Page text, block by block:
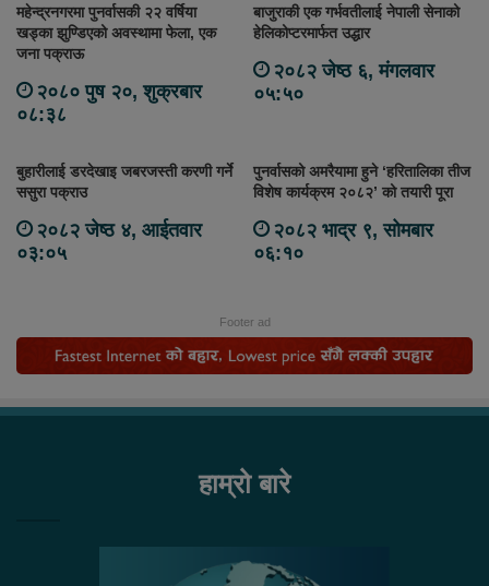
महेन्द्रनगरमा पुनर्वासकी २२ वर्षिया
खड्का झुण्डिएको अवस्थामा फेला, एक
जना पक्राऊ
२०८० पुष २०, शुक्रबार
०८:३८
बाजुराकी एक गर्भवतीलाई नेपाली सेनाको
हेलिकोप्टरमार्फत उद्धार
२०८२ जेष्ठ ६, मंगलवार
०५:५०
बुहारीलाई डरदेखाइ जबरजस्ती करणी गर्ने
ससुरा पक्राउ
२०८२ जेष्ठ ४, आईतवार
०३:०५
पुनर्वासको अमरैयामा हुने ‘हरितालिका तीज
विशेष कार्यक्रम २०८२’ को तयारी पूरा
२०८२ भाद्र ९, सोमबार
०६:१०
Footer ad
हाम्रो बारे